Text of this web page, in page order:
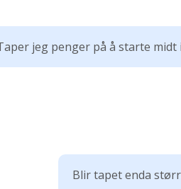
jeg penger på å starte midt
Blir tapet enda